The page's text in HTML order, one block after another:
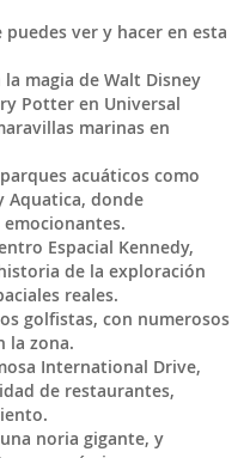
ver y hacer en esta
magia de Walt Disney
Potter en Universal
marinas en
acuáticos como
Aquatica, donde
Espacial Kennedy,
de la exploración
reales.
golfistas, con numerosos
la zona.
International Drive,
de restaurantes,
noria gigante, y